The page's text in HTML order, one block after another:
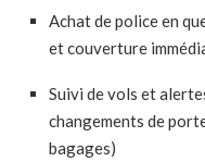
Achat de police en
et couverture
Suivi de vols et
changements de
bagages)